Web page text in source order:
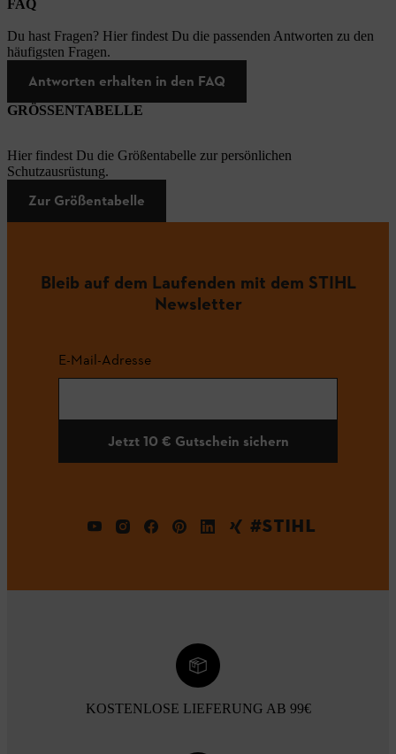
FAQ
Du hast Fragen? Hier findest Du die passenden Antworten zu den
häufigsten Fragen.
Antworten erhalten in den FAQ
GRÖSSENTABELLE
Hier findest Du die Größentabelle zur persönlichen
Schutzausrüstung.
Zur Größentabelle
Bleib auf dem Laufenden mit dem STIHL
Newsletter
E-Mail-Adresse
Jetzt 10 € Gutschein sichern
#STIHL
KOSTENLOSE LIEFERUNG AB 99€